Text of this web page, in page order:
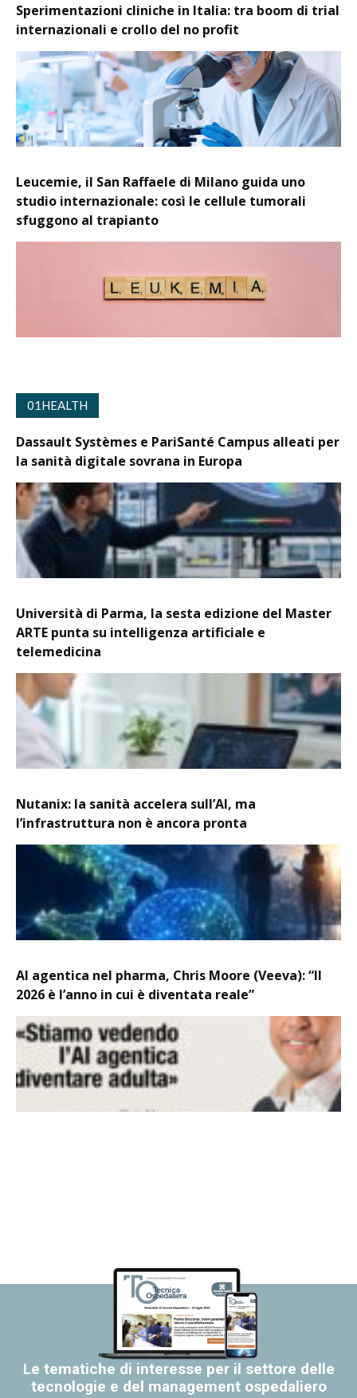
Sperimentazioni cliniche in Italia: tra boom di trial
internazionali e crollo del no profit
Leucemie, il San Raffaele di Milano guida uno
studio internazionale: così le cellule tumorali
sfuggono al trapianto
01HEALTH
Dassault Systèmes e PariSanté Campus alleati per
la sanità digitale sovrana in Europa
Università di Parma, la sesta edizione del Master
ARTE punta su intelligenza artificiale e
telemedicina
Nutanix: la sanità accelera sull’AI, ma
l’infrastruttura non è ancora pronta
AI agentica nel pharma, Chris Moore (Veeva): “Il
2026 è l’anno in cui è diventata reale”
Le tematiche di interesse per il settore delle
tecnologie e del management ospedaliero